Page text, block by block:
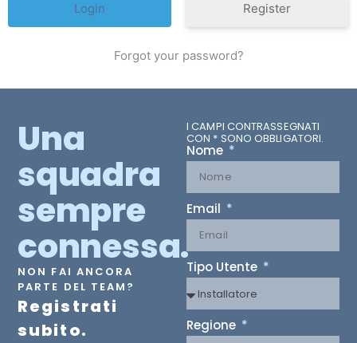
Register
Forgot your password?
Una
squadra
sempre
connessa.
NON FAI ANCORA
PARTE DEL TEAM?
Registrati
subito.
I CAMPI CONTRASSEGNATI
CON * SONO OBBLIGATORI.
Nome
Email
Tipo Utente
Regione